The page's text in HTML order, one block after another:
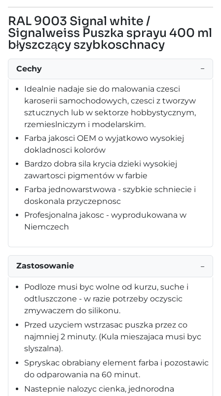
RAL 9003 Signal white /
Signalweiss Puszka sprayu 400 ml
błyszczący szybkoschnacy
Cechy −
Idealnie nadaje sie do malowania czesci
karoserii samochodowych, czesci z tworzyw
sztucznych lub w sektorze hobbystycznym,
rzemieslniczym i modelarskim.
Farba jakosci OEM o wyjatkowo wysokiej
dokladnosci kolorów
Bardzo dobra sila krycia dzieki wysokiej
zawartosci pigmentów w farbie
Farba jednowarstwowa - szybkie schniecie i
doskonala przyczepnosc
Profesjonalna jakosc - wyprodukowana w
Niemczech
Zastosowanie −
Podloze musi byc wolne od kurzu, suche i
odtluszczone - w razie potrzeby oczyscic
zmywaczem do silikonu.
Przed uzyciem wstrzasac puszka przez co
najmniej 2 minuty. (Kula mieszajaca musi byc
slyszalna).
Spryskac obrabiany element farba i pozostawic
do odparowania na 60 minut.
Nastepnie nalozyc cienka, jednorodna